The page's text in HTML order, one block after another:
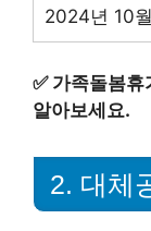
2024년 10
✅ 가족돌봄휴
알아보세요.
2. 대체